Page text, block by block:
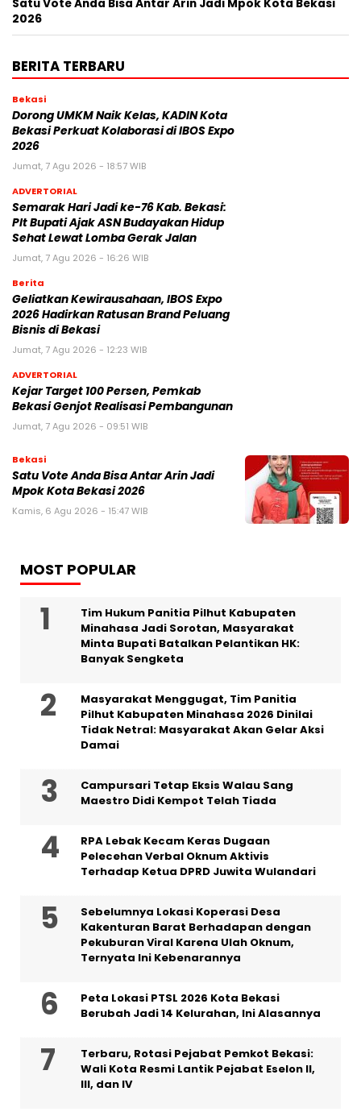
Satu Vote Anda Bisa Antar Arin Jadi Mpok Kota Bekasi
2026
BERITA TERBARU
Bekasi
Dorong UMKM Naik Kelas, KADIN Kota
Bekasi Perkuat Kolaborasi di IBOS Expo
2026
Jumat, 7 Agu 2026 - 18:57 WIB
ADVERTORIAL
‎Semarak Hari Jadi ke-76 Kab. Bekasi:
Plt Bupati Ajak ASN Budayakan Hidup
Sehat Lewat Lomba Gerak Jalan
Jumat, 7 Agu 2026 - 16:26 WIB
Berita
‎Geliatkan Kewirausahaan, IBOS Expo
2026 Hadirkan Ratusan Brand Peluang
Bisnis di Bekasi
Jumat, 7 Agu 2026 - 12:23 WIB
ADVERTORIAL
Kejar Target 100 Persen, Pemkab
Bekasi Genjot Realisasi Pembangunan
Jumat, 7 Agu 2026 - 09:51 WIB
Bekasi
Satu Vote Anda Bisa Antar Arin Jadi
Mpok Kota Bekasi 2026
Kamis, 6 Agu 2026 - 15:47 WIB
MOST POPULAR
Tim Hukum Panitia Pilhut Kabupaten
Minahasa Jadi Sorotan, Masyarakat
Minta Bupati Batalkan Pelantikan HK:
Banyak Sengketa
Masyarakat Menggugat, Tim Panitia
Pilhut Kabupaten Minahasa 2026 Dinilai
Tidak Netral: Masyarakat Akan Gelar Aksi
Damai
Campursari Tetap Eksis Walau Sang
Maestro Didi Kempot Telah Tiada
RPA Lebak Kecam Keras Dugaan
Pelecehan Verbal Oknum Aktivis
Terhadap Ketua DPRD Juwita Wulandari
Sebelumnya Lokasi Koperasi Desa
Kakenturan Barat Berhadapan dengan
Pekuburan Viral Karena Ulah Oknum,
Ternyata Ini Kebenarannya
Peta Lokasi PTSL 2026 Kota Bekasi
Berubah Jadi 14 Kelurahan, Ini Alasannya
‎Terbaru, Rotasi Pejabat Pemkot Bekasi:
Wali Kota Resmi Lantik Pejabat Eselon II,
III, dan IV ‎